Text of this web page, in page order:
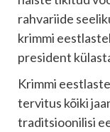
rahvariide
krimmi
president
Krimmi
tervitus kõiki
traditsioonilisi